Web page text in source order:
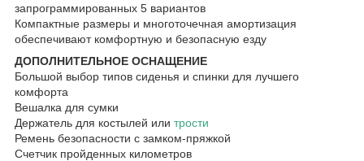
запрограммированных 5 вариантов
Компактные размеры и многоточечная амортизация
обеспечивают комфортную и безопасную езду
ДОПОЛНИТЕЛЬНОЕ ОСНАЩЕНИЕ
Большой выбор типов сиденья и спинки для лучшего
комфорта
Вешалка для сумки
Держатель для костылей или трости
Ремень безопасности с замком-пряжкой
Счетчик пройденных километров